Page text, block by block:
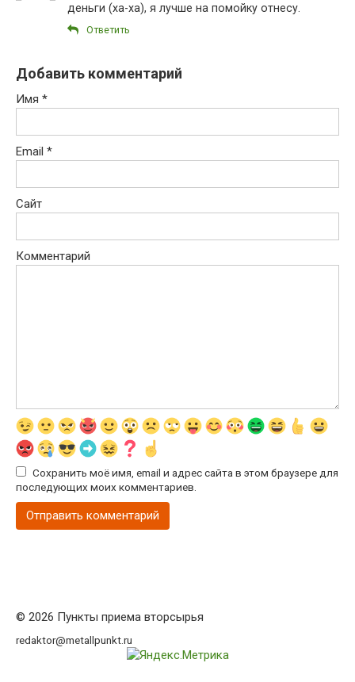
деньги (ха-ха), я лучше на помойку отнесу.
Ответить
Добавить комментарий
Имя *
Email *
Сайт
Комментарий
Сохранить моё имя, email и адрес сайта в этом браузере для
последующих моих комментариев.
© 2026 Пункты приема вторсырья
redaktor@metallpunkt.ru